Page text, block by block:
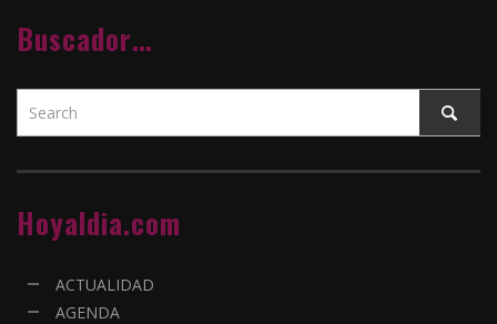
Buscador…
Hoyaldia.com
ACTUALIDAD
AGENDA